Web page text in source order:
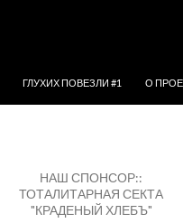
ГЛУХИХ ПОВЕЗЛИ #1 О
НАШ СПОНСОР::
ТОТАЛИТАРНАЯ СЕКТА
"КРАДЕНЫЙ ХЛЕБЪ"